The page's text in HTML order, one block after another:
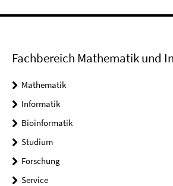
Fachbereich Mathematik und
Mathematik
Informatik
Bioinformatik
Studium
Forschung
Service